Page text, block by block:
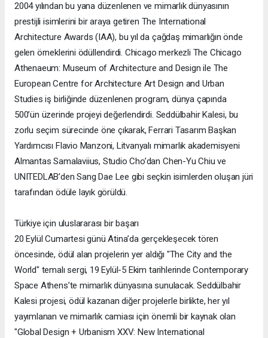
2004 yılından bu yana düzenlenen ve mimarlık dünyasının
prestijli isimlerini bir araya getiren The International
Architecture Awards (IAA), bu yıl da çağdaş mimarlığın önde
gelen örneklerini ödüllendirdi. Chicago merkezli The Chicago
Athenaeum: Museum of Architecture and Design ile The
European Centre for Architecture Art Design and Urban
Studies iş birliğinde düzenlenen program, dünya çapında
500’ün üzerinde projeyi değerlendirdi. Seddülbahir Kalesi, bu
zorlu seçim sürecinde öne çıkarak, Ferrari Tasarım Başkan
Yardımcısı Flavio Manzoni, Litvanyalı mimarlık akademisyeni
Almantas Samalaviius, Studio Cho’dan Chen-Yu Chiu ve
UNITEDLAB’den Sang Dae Lee gibi seçkin isimlerden oluşan jüri
tarafından ödüle layık görüldü.
Türkiye için uluslararası bir başarı
20 Eylül Cumartesi günü Atina’da gerçekleşecek tören
öncesinde, ödül alan projelerin yer aldığı "The City and the
World" temalı sergi, 19 Eylül-5 Ekim tarihlerinde Contemporary
Space Athens’te mimarlık dünyasına sunulacak. Seddülbahir
Kalesi projesi, ödül kazanan diğer projelerle birlikte, her yıl
yayımlanan ve mimarlık camiası için önemli bir kaynak olan
"Global Design + Urbanism XXV: New International